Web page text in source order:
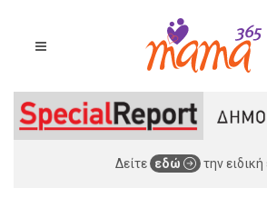
Δείτε εδώ την